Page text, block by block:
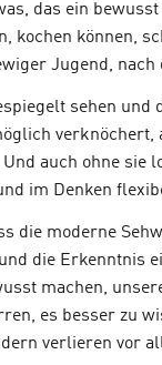
das ein
kochen können,
Jugend,
sehen
verknöchert,
auch ohne sie
im Denken
die moderne
die Erkenntnis
machen,
es besser zu
verlieren vor